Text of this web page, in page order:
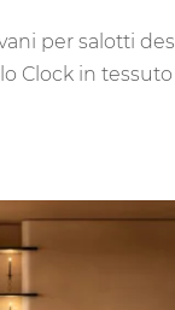
per salotti
Clock in